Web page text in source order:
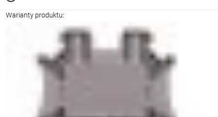
Warianty produktu: